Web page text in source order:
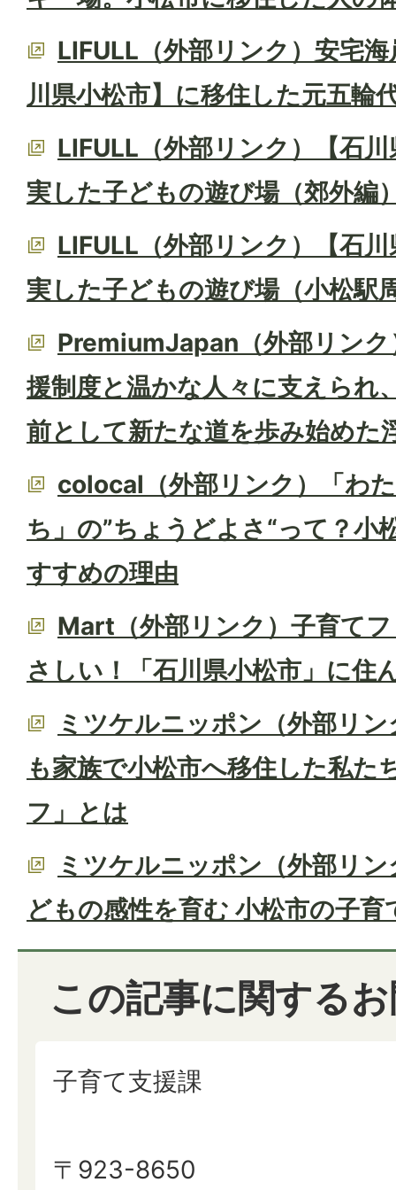
LIFULL（外部リンク）安宅
川県小松市】に移住した元五輪
LIFULL（外部リンク）【石
実した子どもの遊び場（郊外編
LIFULL（外部リンク）【石
実した子どもの遊び場（小松駅
PremiumJapan（外部リンク
援制度と温かな人々に支えられ
前として新たな道を歩み始めた
colocal（外部リンク）「わ
ち」の”ちょうどよさ“って？小
すすめの理由
Mart（外部リンク）子育て
さしい！「石川県小松市」に住
ミツケルニッポン（外部リ
も家族で小松市へ移住した私た
フ」とは
ミツケルニッポン（外部リ
どもの感性を育む 小松市の子育
この記事に関する
子育て支援課
〒923-8650